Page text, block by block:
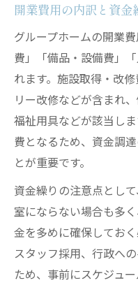
開業費用の内訳と資金
グループホームの開業
費」「備品・設備費」
れます。施設取得・改
リー改修などが含まれ
福祉用具などが該当し
費となるため、資金調
とが重要です。
資金繰りの注意点とし
室にならない場合も多
金を多めに確保してお
スタッフ採用、行政へ
ため、事前にスケジュ